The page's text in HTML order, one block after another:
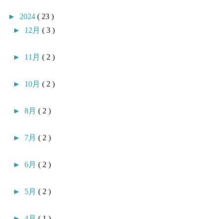
► 2024 ( 23 )
► 12月 ( 3 )
► 11月 ( 2 )
► 10月 ( 2 )
► 8月 ( 2 )
► 7月 ( 2 )
► 6月 ( 2 )
► 5月 ( 2 )